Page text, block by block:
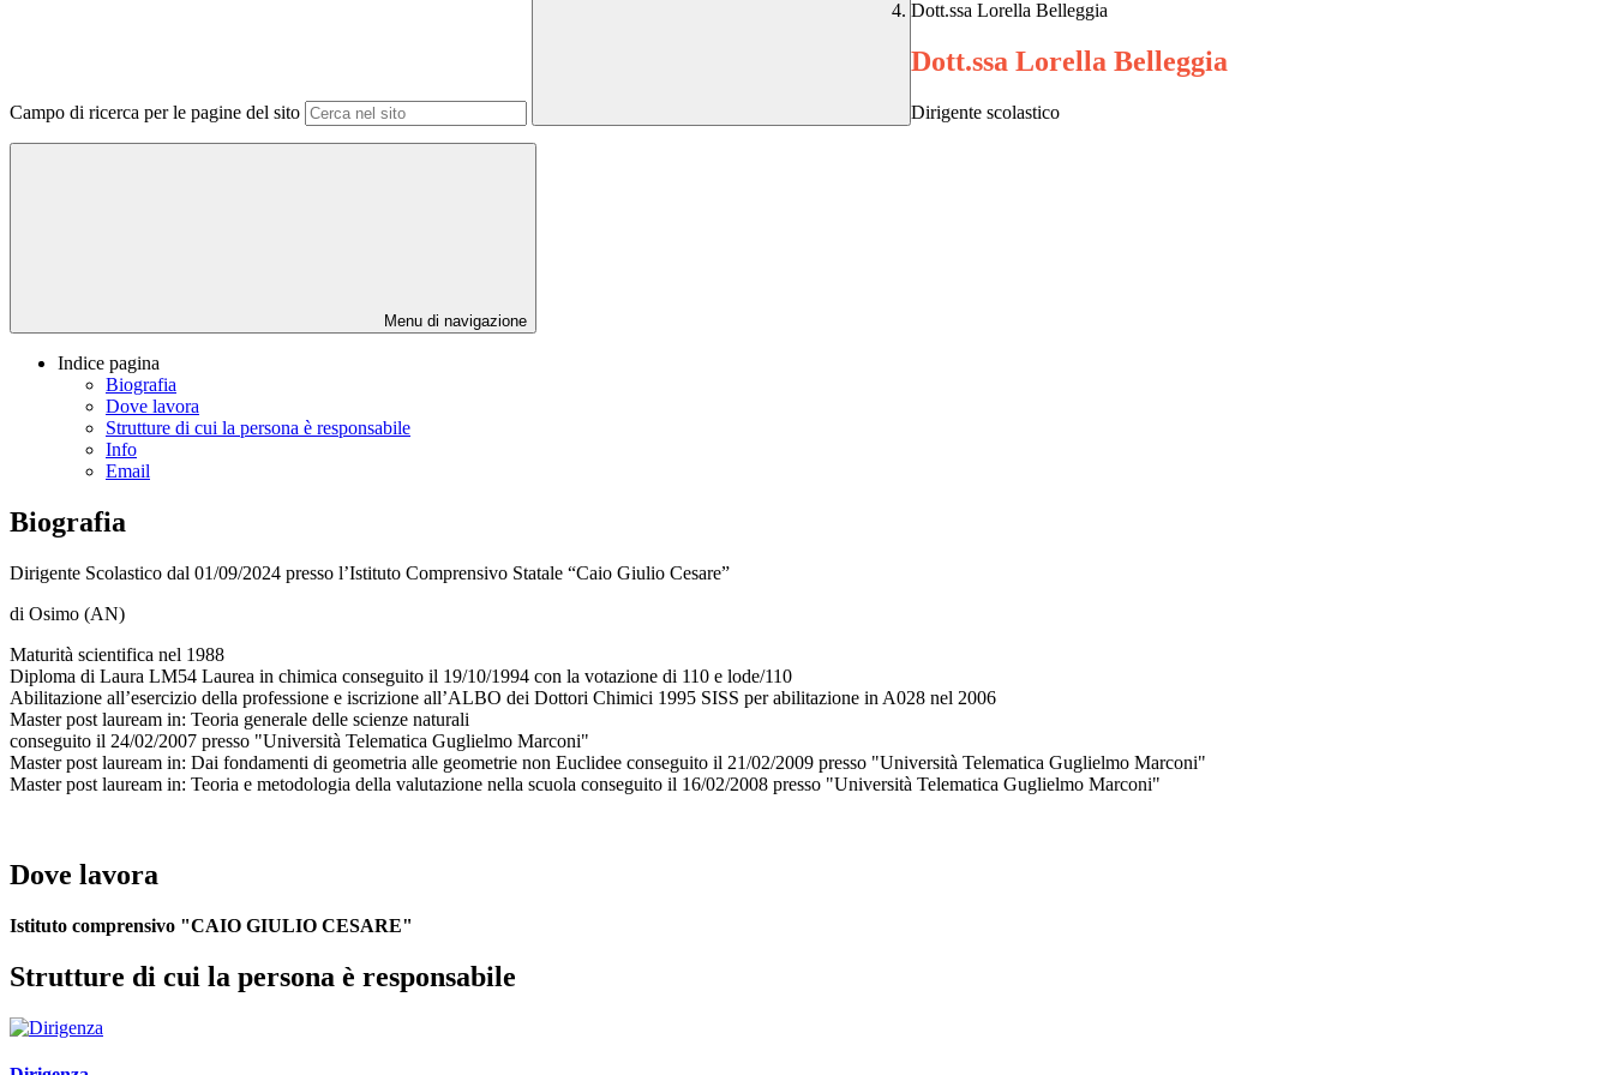
Campo di ricerca per le pagine del sito
Dott.ssa Lorella Belleggia
Dott.ssa Lorella Belleggia
Dirigente scolastico
Menu di navigazione
Indice pagina
Biografia
Dove lavora
Strutture di cui la persona è responsabile
Info
Email
Biografia
Dirigente Scolastico dal 01/09/2024 presso l’Istituto Comprensivo Statale “Caio Giulio Cesare”
di Osimo (AN)
Maturità scientifica nel 1988
Diploma di Laura LM54 Laurea in chimica conseguito il 19/10/1994 con la votazione di 110 e lode/110
Abilitazione all’esercizio della professione e iscrizione all’ALBO dei Dottori Chimici 1995 SISS per abilitazione in A028 nel 2006
Master post lauream in: Teoria generale delle scienze naturali
conseguito il 24/02/2007 presso "Università Telematica Guglielmo Marconi"
Master post lauream in: Dai fondamenti di geometria alle geometrie non Euclidee conseguito il 21/02/2009 presso "Università Telematica Guglielmo Marconi"
Master post lauream in: Teoria e metodologia della valutazione nella scuola conseguito il 16/02/2008 presso "Università Telematica Guglielmo Marconi"
Dove lavora
Istituto comprensivo "CAIO GIULIO CESARE"
Strutture di cui la persona è responsabile